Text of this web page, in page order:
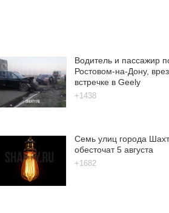
Водитель и пассажир
Ростовом-на-Дону,
встречке в Geely
+1438
Семь улиц города
обесточат 5 августа
+1682